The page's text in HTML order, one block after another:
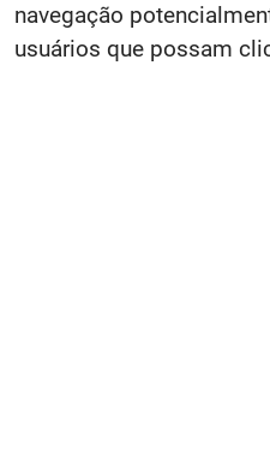
navegação
usuários que possam